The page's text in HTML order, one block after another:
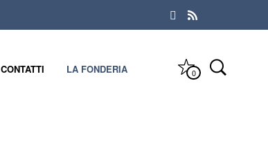
CONTATTI LA FONDERIA 0